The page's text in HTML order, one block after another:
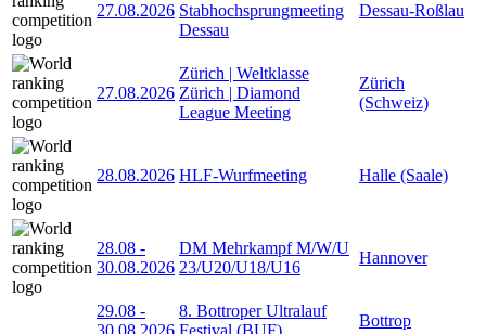
27.08.2026 Stabhochsprungmeeting
Dessau
Dessau-Roßlau
27.08.2026
Zürich | Weltklasse
Zürich | Diamond
League Meeting
Zürich
(Schweiz)
28.08.2026 HLF-Wurfmeeting Halle (Saale)
28.08 -
30.08.2026
DM Mehrkampf M/W/U
23/U20/U18/U16
Hannover
29.08 -
30.08.2026
8. Bottroper Ultralauf
Festival (BUF)
Bottrop